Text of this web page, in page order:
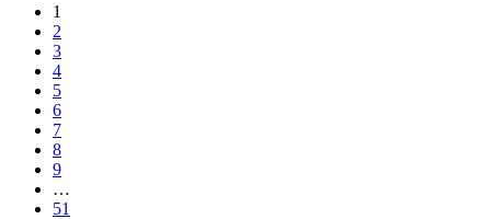
1
2
3
4
5
6
7
8
9
…
51